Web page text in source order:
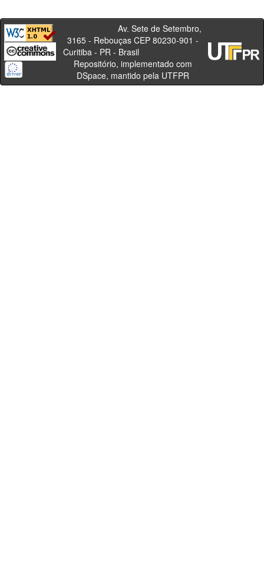
Av. Sete de Setembro,
3165 - Rebouças CEP 80230-901 -
Curitiba - PR - Brasil
Repositório, implementado com
DSpace, mantido pela UTFPR